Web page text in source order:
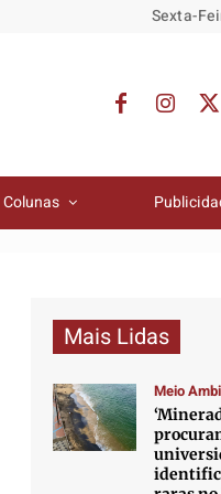
Sexta-
Colunas
Mais Lidas
Meio